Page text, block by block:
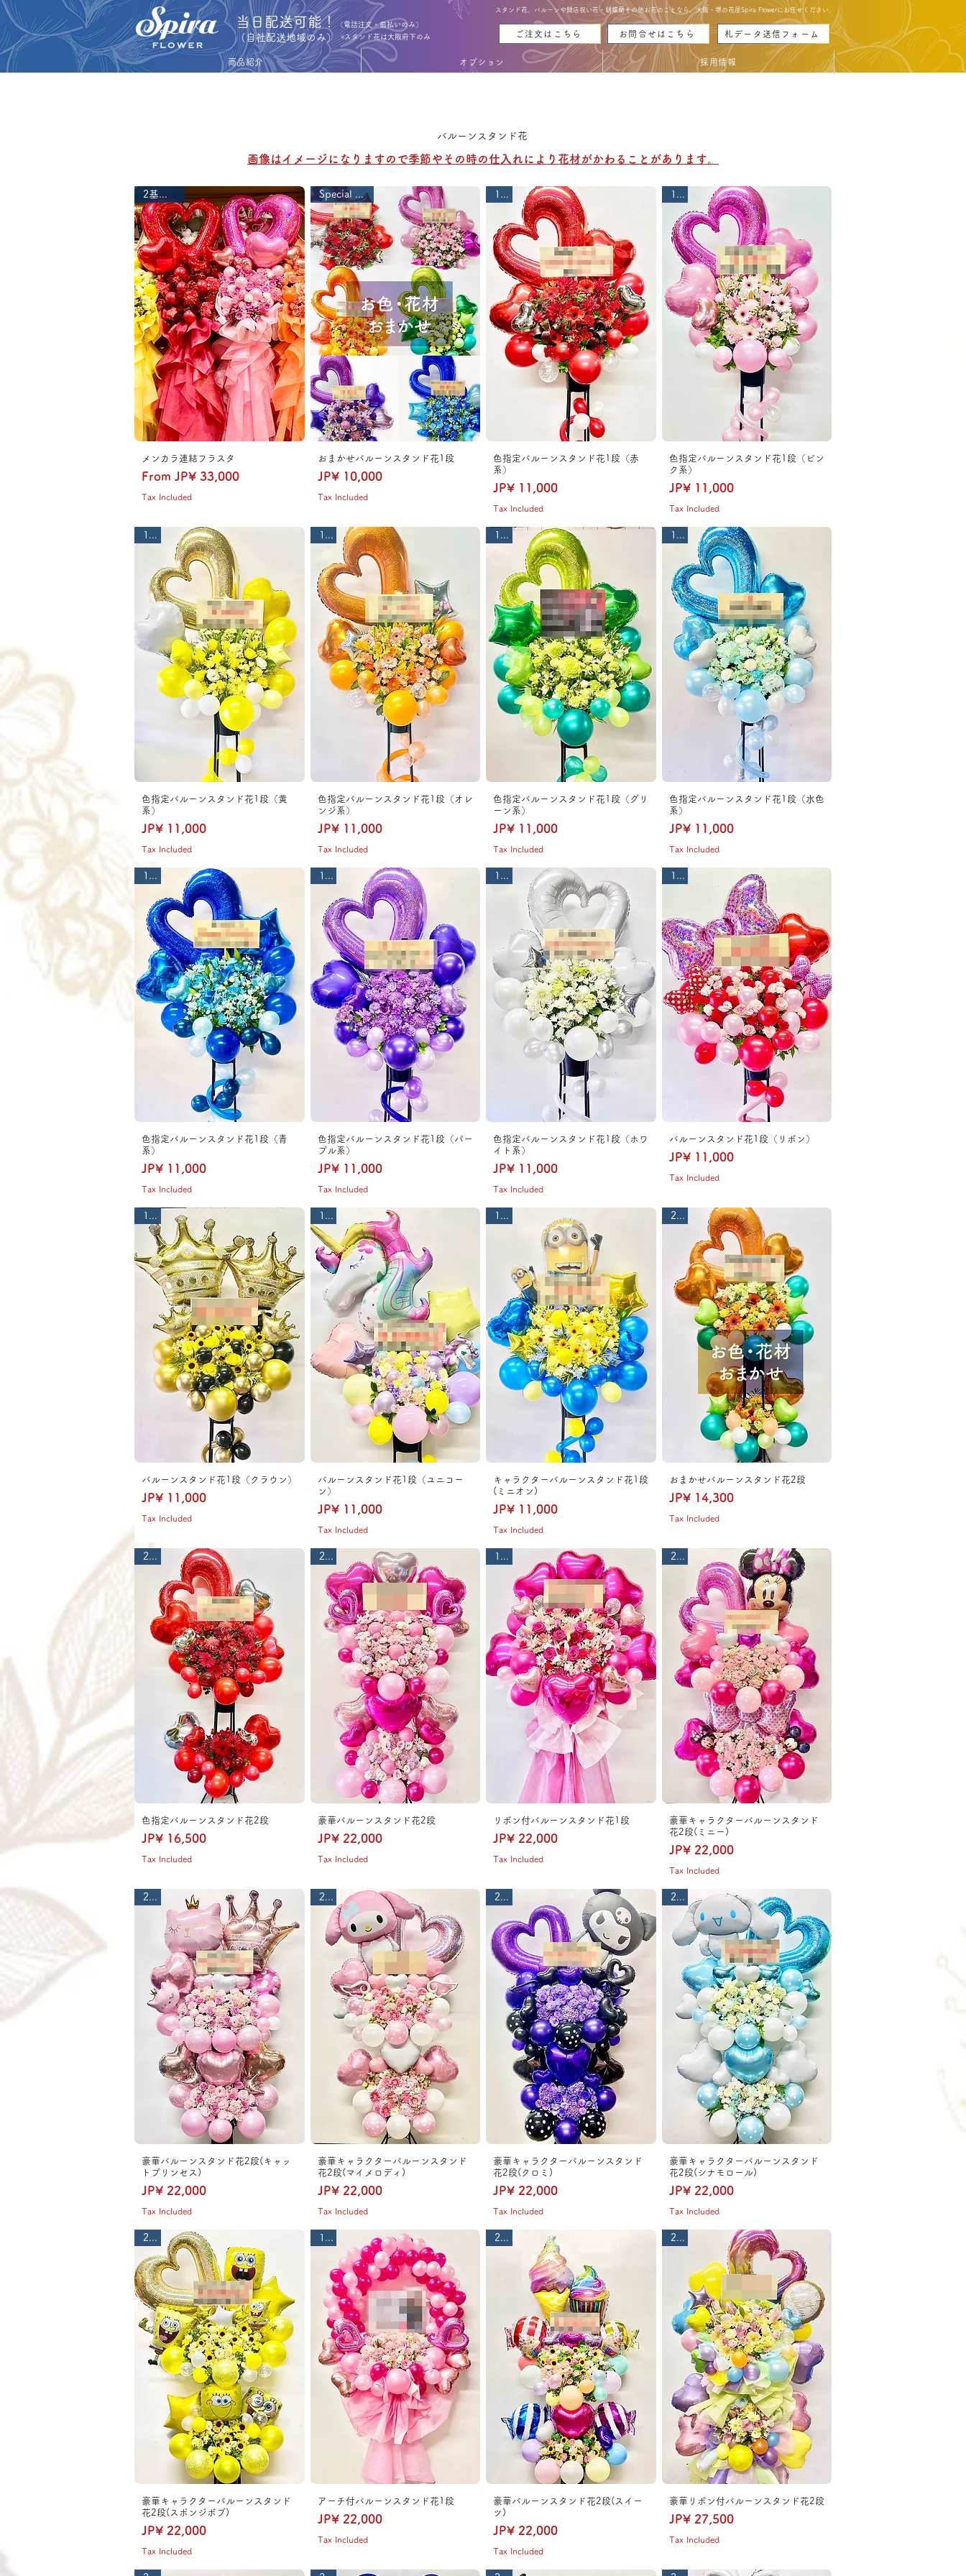
スタンド花、バルーンや開店祝い花・胡蝶蘭その他お花のことなら、大阪・堺の花屋Spira Flowerにお任せください。
​当日配送可能！（電話注文・前払いのみ）
​（自社配送地域のみ） ※スタンド花は大阪府下のみ ご注文はこちら お問合せはこちら 札データ送信フォーム
商品紹介 オプション 採用情報
バルーンスタンド花
​画像はイメージになりますので季節やその時の仕入れにより花材がかわることがあります。
2基〜受付
メンカラ連結フラスタ
From JP¥ 33,000
Sale Price
Tax Included
Special Price!
おまかせバルーンスタンド花1段
Price
JP¥ 10,000
Tax Included
1段
色指定バルーンスタンド花1段（赤
系）
Price
JP¥ 11,000
Tax Included
1段
色指定バルーンスタンド花1段（ピン
ク系）
Price
JP¥ 11,000
Tax Included
色指定バルーンスタンド花1段（黄
系）
Price
JP¥ 11,000
Tax Included
色指定バルーンスタンド花1段（オレ
ンジ系）
Price
JP¥ 11,000
Tax Included
色指定バルーンスタンド花1段（グリ
ーン系）
Price
JP¥ 11,000
Tax Included
色指定バルーンスタンド花1段（水色
系）
Price
JP¥ 11,000
Tax Included
色指定バルーンスタンド花1段（青
系）
Price
JP¥ 11,000
Tax Included
色指定バルーンスタンド花1段（パー
プル系）
Price
JP¥ 11,000
Tax Included
色指定バルーンスタンド花1段（ホワ
イト系）
Price
JP¥ 11,000
Tax Included
バルーンスタンド花1段（リボン）
Price
JP¥ 11,000
Tax Included
1段
バルーンスタンド花1段（クラウン）
Price
JP¥ 11,000
Tax Included
1段
バルーンスタンド花1段（ユニコー
ン）
Price
JP¥ 11,000
Tax Included
1段
キャラクターバルーンスタンド花1段
(ミニオン)
Price
JP¥ 11,000
Tax Included
2段
おまかせバルーンスタンド花2段
Price
JP¥ 14,300
Tax Included
2段
色指定バルーンスタンド花2段
Price
JP¥ 16,500
Tax Included
2段
豪華バルーンスタンド花2段
Price
JP¥ 22,000
Tax Included
1段
リボン付バルーンスタンド花1段
Price
JP¥ 22,000
Tax Included
2段
豪華キャラクターバルーンスタンド
花2段(ミニー)
Price
JP¥ 22,000
Tax Included
豪華バルーンスタンド花2段(キャッ
トプリンセス)
Price
JP¥ 22,000
Tax Included
豪華キャラクターバルーンスタンド
花2段(マイメロディ)
Price
JP¥ 22,000
Tax Included
豪華キャラクターバルーンスタンド
花2段(クロミ)
Price
JP¥ 22,000
Tax Included
豪華キャラクターバルーンスタンド
花2段(シナモロール)
Price
JP¥ 22,000
Tax Included
豪華キャラクターバルーンスタンド
花2段(スポンジボブ)
Price
JP¥ 22,000
Tax Included
アーチ付バルーンスタンド花1段
Price
JP¥ 22,000
Tax Included
豪華バルーンスタンド花2段(スイー
ツ)
Price
JP¥ 22,000
Tax Included
豪華リボン付バルーンスタンド花2段
Price
JP¥ 27,500
Tax Included